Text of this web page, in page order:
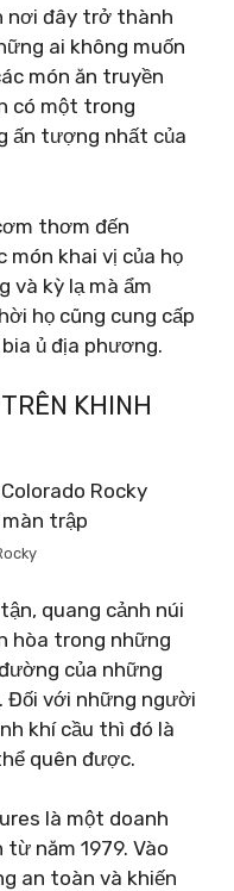
nơi đây trở thành
ai không muốn
món ăn truyền
có một trong
ấn tượng nhất của
thơm đến
món khai vị của họ
và kỳ lạ mà ẩm
họ cũng cung cấp
ủ địa phương.
KHINH
trập
quang cảnh núi
hòa trong những
của những
Đối với những người
khí cầu thì đó là
quên được.
là một doanh
năm 1979. Vào
an toàn và khiến